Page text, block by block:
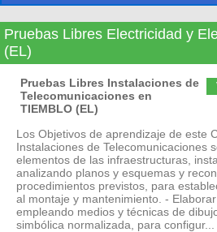
Pruebas Libres Electricidad y
(EL)
Pruebas Libres Instalaciones de
Telecomunicaciones en
TIEMBLO (EL)
Los Objetivos de aprendizaje de este
Instalaciones de Telecomunicaciones
elementos de las infraestructuras,
analizando planos y esquemas y
procedimientos previstos, para
al montaje y mantenimiento. -
empleando medios y técnicas de
simbólica normalizada, para configur...